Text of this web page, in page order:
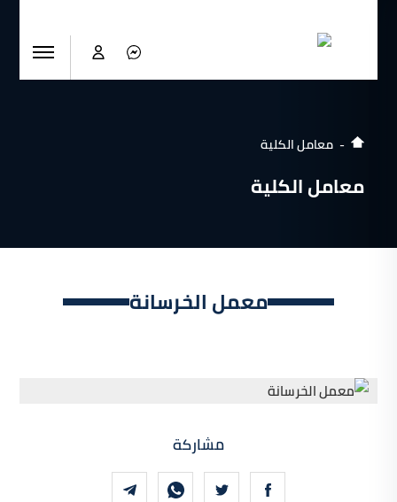
معامل الكلية
معامل الكلية
معمل الخرسانة
مشاركة